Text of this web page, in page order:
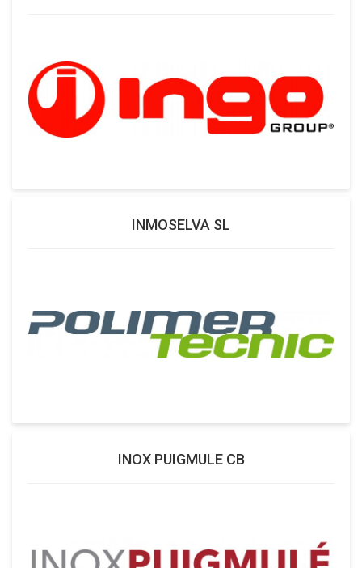
INMOSELVA SL
INOX PUIGMULE CB